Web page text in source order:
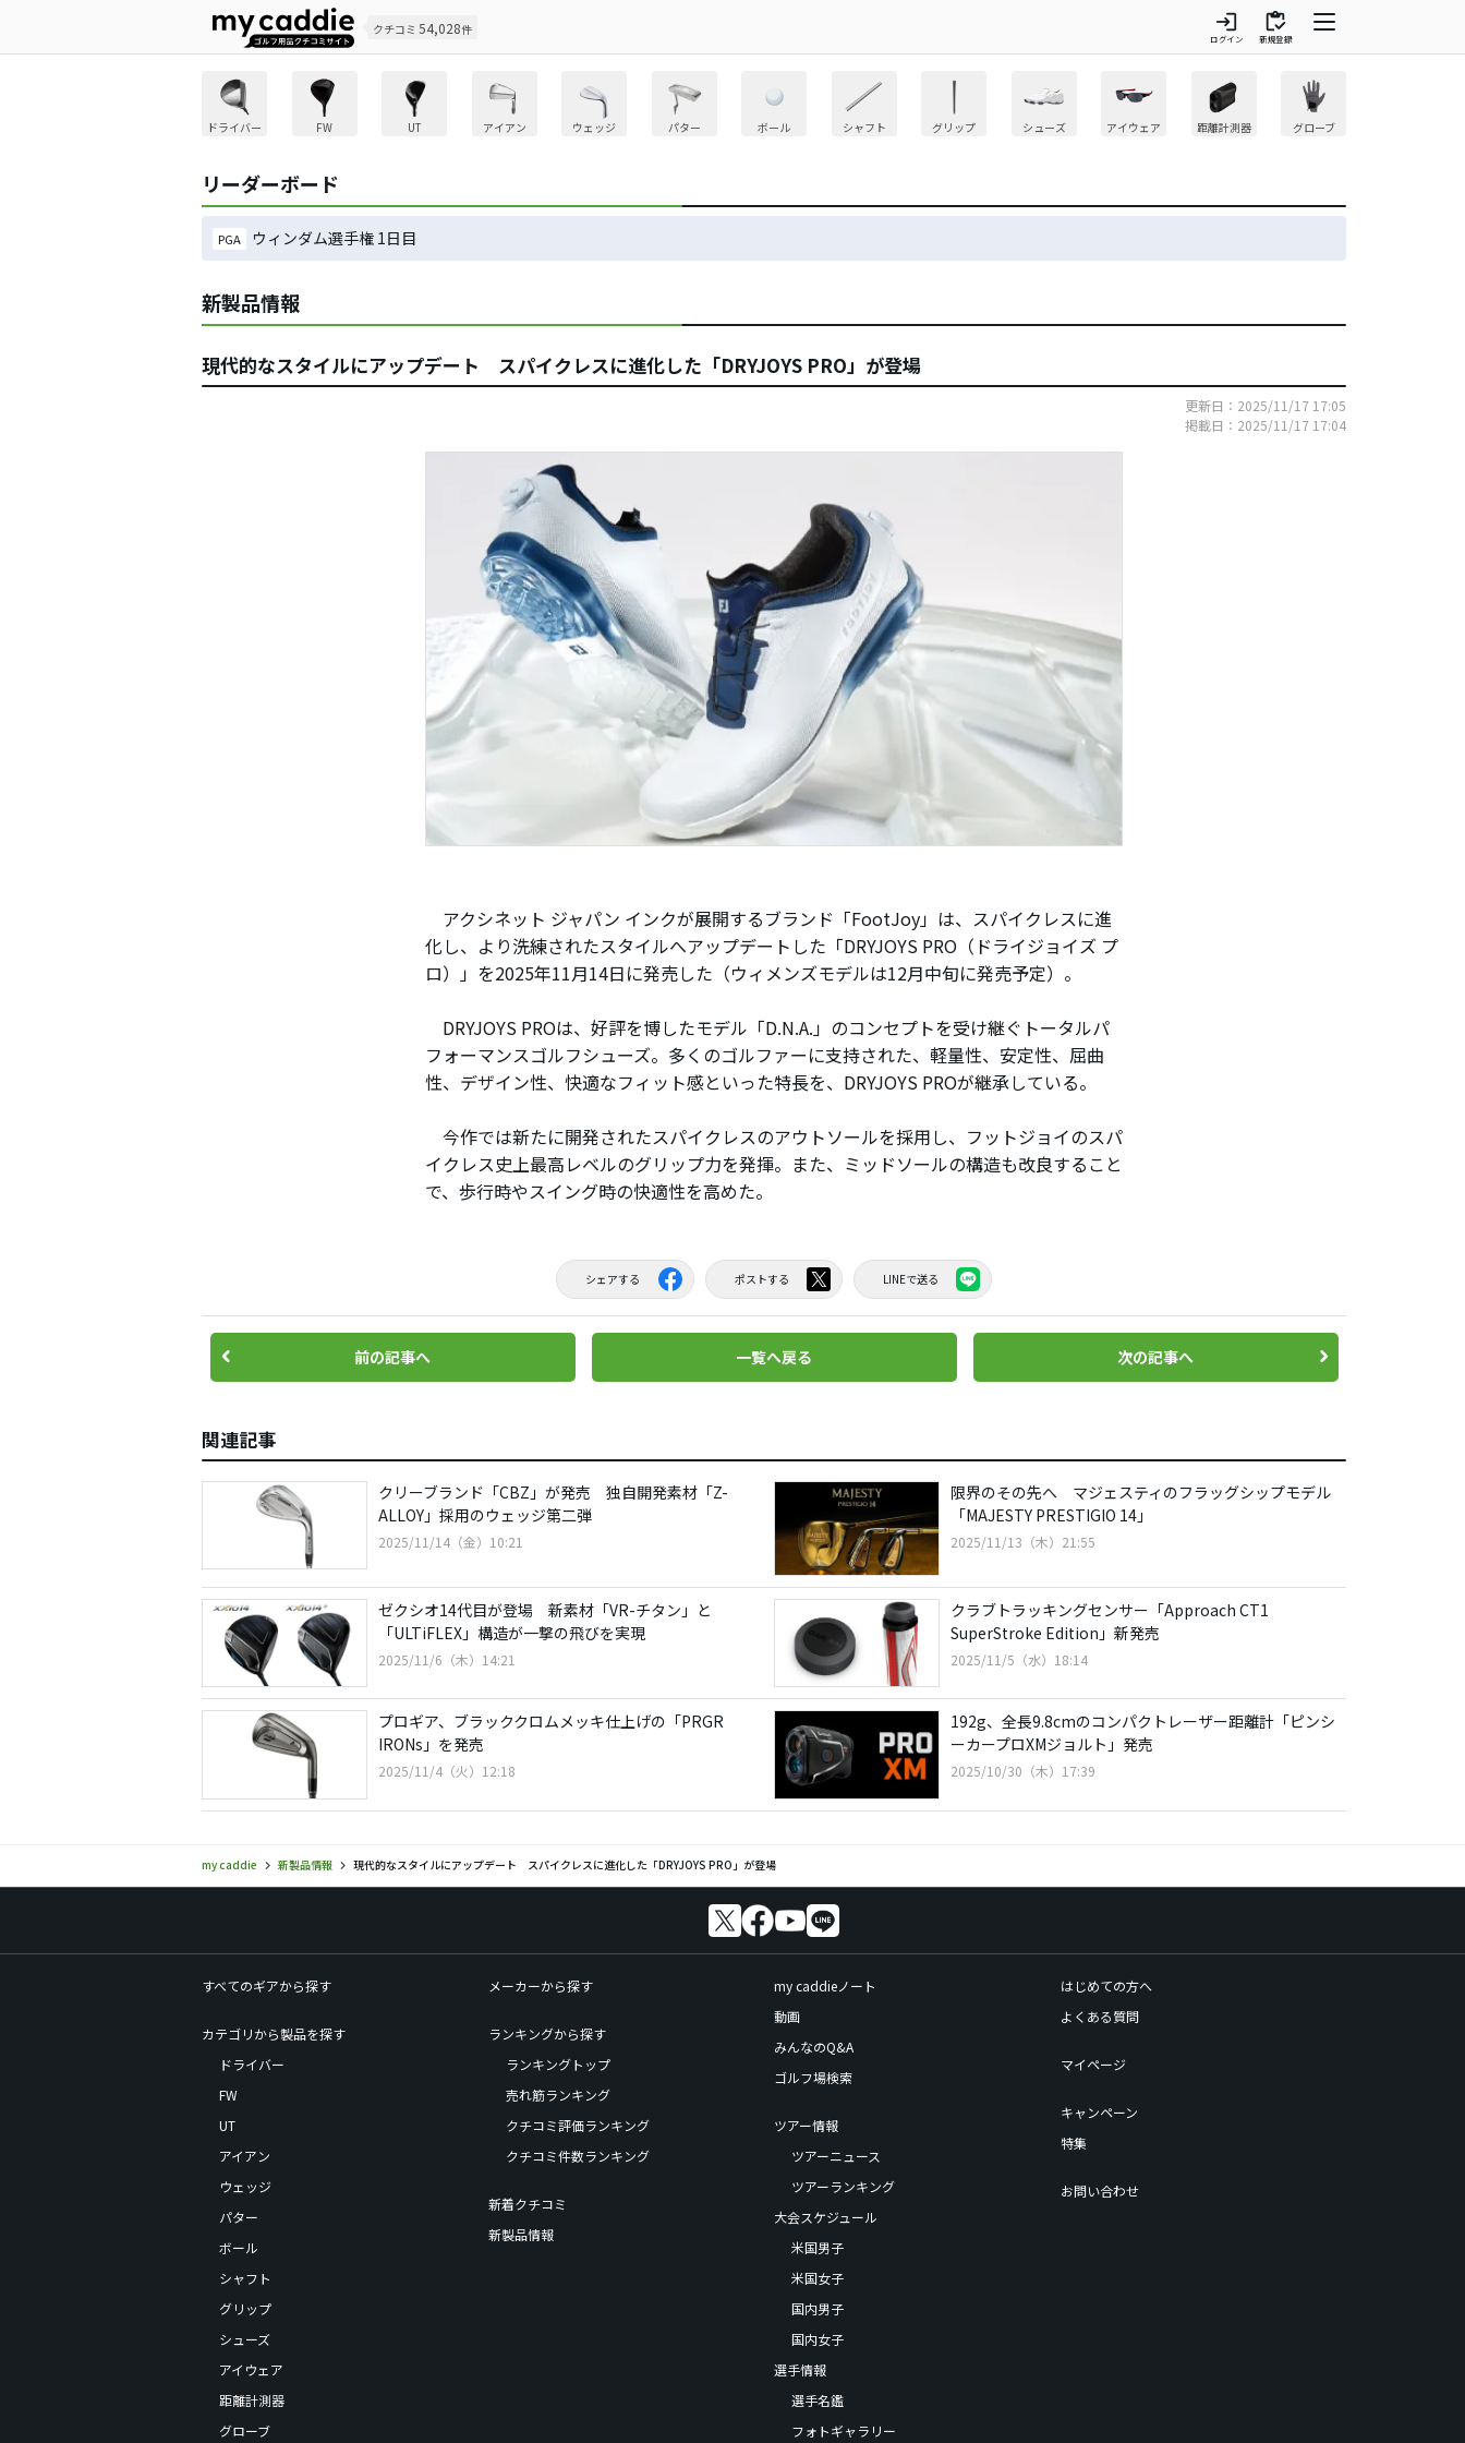
クチコミ 54,028件 login
ログイン
inventory
新規登録
ドライバー FW UT アイアン ウェッジ パター ボール シャフト グリップ シューズ アイウェア 距離計測器 グローブ
リーダーボード
PGA ウィンダム選手権 1日目
新製品情報
現代的なスタイルにアップデート スパイクレスに進化した「DRYJOYS PRO」が登場
更新日：2025/11/17 17:05
掲載日：2025/11/17 17:04
アクシネット ジャパン インクが展開するブランド「FootJoy」は、スパイクレスに進
化し、より洗練されたスタイルへアップデートした「DRYJOYS PRO（ドライジョイズ プ
ロ）」を2025年11月14日に発売した（ウィメンズモデルは12月中旬に発売予定）。
DRYJOYS PROは、好評を博したモデル「D.N.A.」のコンセプトを受け継ぐトータルパ
フォーマンスゴルフシューズ。多くのゴルファーに支持された、軽量性、安定性、屈曲
性、デザイン性、快適なフィット感といった特長を、DRYJOYS PROが継承している。
今作では新たに開発されたスパイクレスのアウトソールを採用し、フットジョイのスパ
イクレス史上最高レベルのグリップ力を発揮。また、ミッドソールの構造も改良すること
で、歩行時やスイング時の快適性を高めた。
シェアする ポストする LINEで送る
前の記事へ 一覧へ戻る 次の記事へ
関連記事
クリーブランド「CBZ」が発売 独自開発素材「Z-
ALLOY」採用のウェッジ第二弾
2025/11/14（金）10:21
限界のその先へ マジェスティのフラッグシップモデル
「MAJESTY PRESTIGIO 14」
2025/11/13（木）21:55
ゼクシオ14代目が登場 新素材「VR-チタン」と
「ULTiFLEX」構造が一撃の飛びを実現
2025/11/6（木）14:21
クラブトラッキングセンサー「Approach CT1
SuperStroke Edition」新発売
2025/11/5（水）18:14
プロギア、ブラッククロムメッキ仕上げの「PRGR
IRONs」を発売
2025/11/4（火）12:18
192g、全長9.8cmのコンパクトレーザー距離計「ピンシ
ーカープロXMジョルト」発売
2025/10/30（木）17:39
my caddie 新製品情報 現代的なスタイルにアップデート スパイクレスに進化した「DRYJOYS PRO」が登場
すべてのギアから探す
カテゴリから製品を探す
ドライバー
FW
UT
アイアン
ウェッジ
パター
ボール
シャフト
グリップ
シューズ
アイウェア
距離計測器
グローブ
メーカーから探す
ランキングから探す
ランキングトップ
売れ筋ランキング
クチコミ評価ランキング
クチコミ件数ランキング
新着クチコミ
新製品情報
my caddieノート
動画
みんなのQ&A
ゴルフ場検索
ツアー情報
ツアーニュース
ツアーランキング
大会スケジュール
米国男子
米国女子
国内男子
国内女子
選手情報
選手名鑑
フォトギャラリー
はじめての方へ
よくある質問
マイページ
キャンペーン
特集
お問い合わせ